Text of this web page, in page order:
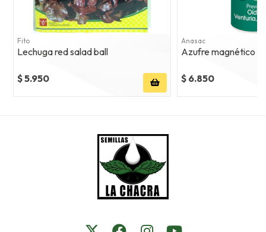
Fito
Lechuga red salad ball
$ 5.950
Anasac
Azufre magnético
$ 6.850